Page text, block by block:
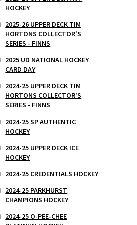
HOCKEY
2025-26 UPPER DECK TIM
HORTONS COLLECTOR'S
SERIES - FINNS
2025 UD NATIONAL HOCKEY
CARD DAY
2024-25 UPPER DECK TIM
HORTONS COLLECTOR'S
SERIES - FINNS
2024-25 SP AUTHENTIC
HOCKEY
2024-25 UPPER DECK ICE
HOCKEY
2024-25 CREDENTIALS HOCKEY
2024-25 PARKHURST
CHAMPIONS HOCKEY
2024-25 O-PEE-CHEE